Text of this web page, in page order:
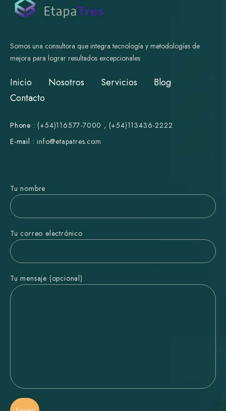
Somos una consultora que integra tecnología y metodologías de
mejora para lograr resultados excepcionales
Inicio Nosotros Servicios
Blog
Contacto
Phone : (+54)116577-7000 , (+54)113436-2222
E-mail : info@etapatres.com
Tu nombre
Tu correo electrónico
Tu mensaje (opcional)